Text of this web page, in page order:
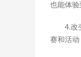
也能体验
4.改
赛和活动